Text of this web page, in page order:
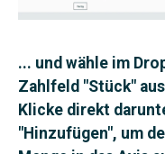
... und wähle im
Zahlfeld "Stück"
Klicke direkt
"Hinzufügen", um